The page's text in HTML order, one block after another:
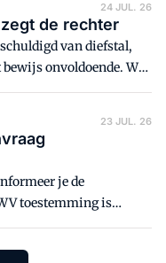
24 JUL. 26
de rechter
van diefstal,
onvoldoende. Wat
23 JUL. 26
je de
toestemming is
op te